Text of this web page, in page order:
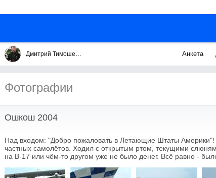
Дмитрий Тимошенко Анкета
Фотографии
Ошкош 2004
Над входом: "Добро пожаловать в Летающие Штаты Америки"!
частных самолётов. Ходил с открытым ртом, текущими
на В-17 или чём-то другом уже не было денег. Всё равно -